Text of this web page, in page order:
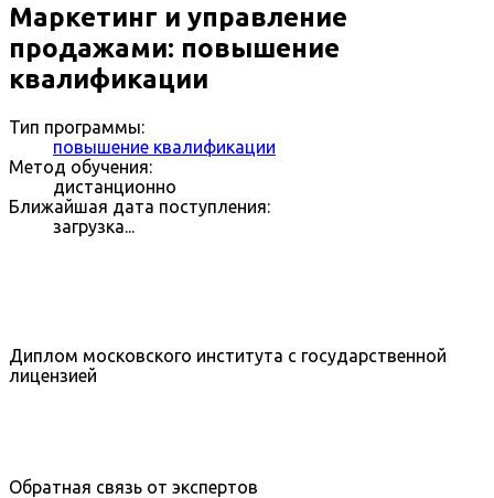
Маркетинг и управление
продажами: повышение
квалификации
Тип программы:
повышение квалификации
Метод обучения:
дистанционно
Ближайшая дата поступления:
загрузка...
Диплом московского института с государственной
лицензией
Обратная связь от экспертов